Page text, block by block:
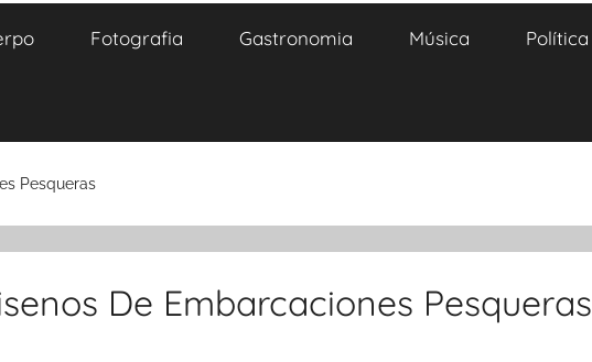
Fotografia Gastronomia Música Política
Pesqueras
De Embarcaciones Pesqueras